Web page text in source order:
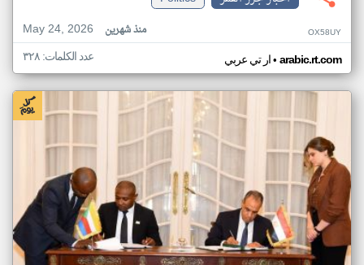
May 24, 2026
منذ شهرين OX58UY
ار تي عربي• arabic.rt.com عدد الكلمات: ٣٢٨